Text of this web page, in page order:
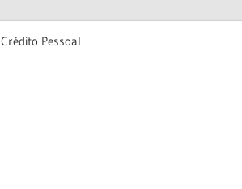
Crédito Pessoal